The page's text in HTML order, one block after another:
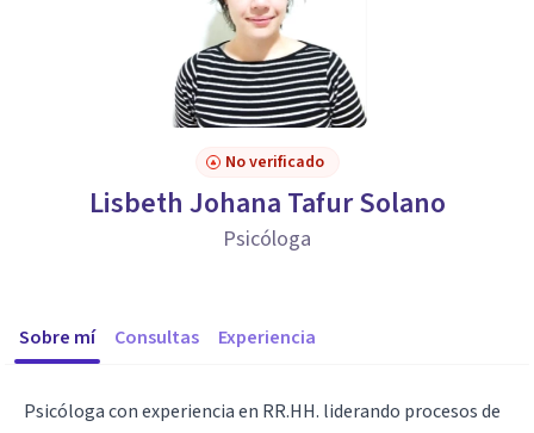
No verificado
Lisbeth Johana Tafur Solano
Psicóloga
Sobre mí Consultas Experiencia
Psicóloga con experiencia en RR.HH. liderando procesos de